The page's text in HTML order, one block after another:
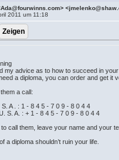
2011 um 11:18
my advice as to how to succeed in your
a diploma, you can order and get it
a call:
S. A . : 1 - 8 4 5 - 7 0 9 - 8 0 4 4
S. A. : + 1 - 8 4 5 - 7 0 9 - 8 0 4 4
to call them, leave your name and your
a diploma shouldn’t ruin your life.